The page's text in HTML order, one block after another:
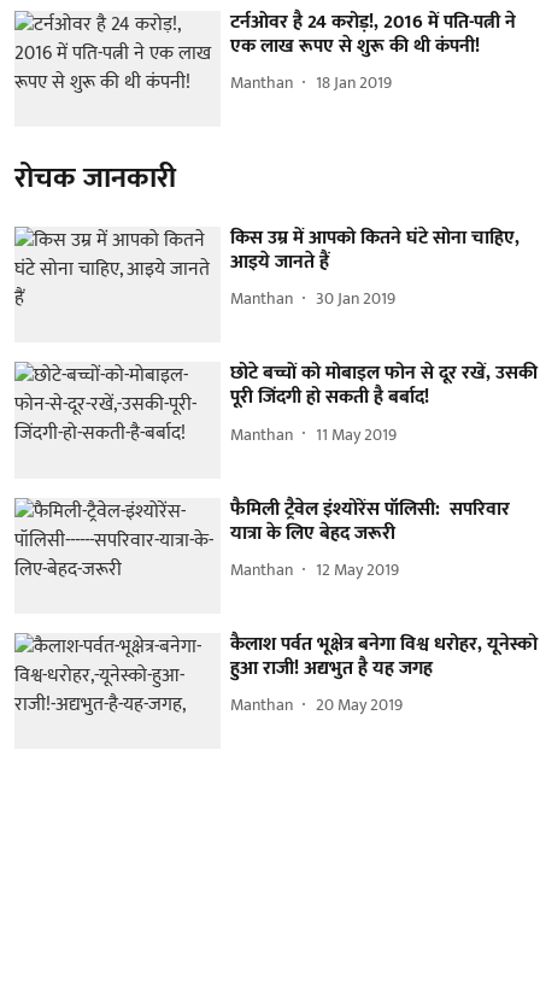
टर्नओवर है 24 करोड़!, 2016 में पति-पत्नी ने
एक लाख रूपए से शुरू की थी कंपनी!
Manthan 18 Jan 2019
रोचक जानकारी
किस उम्र में आपको कितने घंटे सोना चाहिए,
आइये जानते हैं
Manthan 30 Jan 2019
छोटे बच्चों को मोबाइल फोन से दूर रखें, उसकी
पूरी जिंदगी हो सकती है बर्बाद!
Manthan 11 May 2019
फैमिली ट्रैवेल इंश्योरेंस पॉलिसी: सपरिवार
यात्रा के लिए बेहद जरूरी
Manthan 12 May 2019
कैलाश पर्वत भूक्षेत्र बनेगा विश्व धरोहर, यूनेस्को
हुआ राजी! अद्यभुत है यह जगह
Manthan 20 May 2019